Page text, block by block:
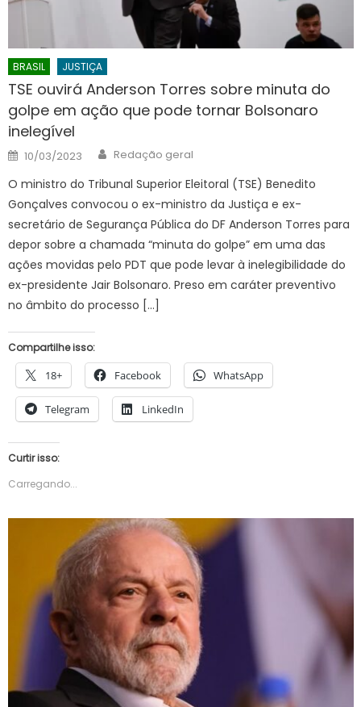
BRASIL JUSTIÇA
TSE ouvirá Anderson Torres sobre minuta do
golpe em ação que pode tornar Bolsonaro
inelegível
Posted
on
10/03/2023 Author
Redação geral
O ministro do Tribunal Superior Eleitoral (TSE) Benedito
Gonçalves convocou o ex-ministro da Justiça e ex-
secretário de Segurança Pública do DF Anderson Torres para
depor sobre a chamada “minuta do golpe” em uma das
ações movidas pelo PDT que pode levar à inelegibilidade do
ex-presidente Jair Bolsonaro. Preso em caráter preventivo
no âmbito do processo […]
Compartilhe isso:
18+ Facebook WhatsApp
Telegram LinkedIn
Curtir isso:
Carregando...